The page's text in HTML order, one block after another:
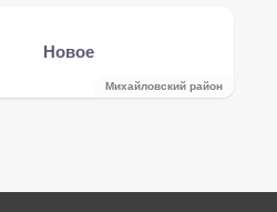
Новое
Михайловский район